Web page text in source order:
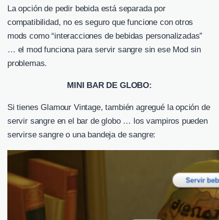
La opción de pedir bebida está separada por
compatibilidad, no es seguro que funcione con otros
mods como “interacciones de bebidas personalizadas”
… el mod funciona para servir sangre sin ese Mod sin
problemas.
MINI BAR DE GLOBO:
Si tienes Glamour Vintage, también agregué la opción de
servir sangre en el bar de globo … los vampiros pueden
servirse sangre o una bandeja de sangre: